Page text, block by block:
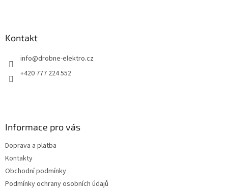
Kontakt
info@drobne-elektro.cz
+420 777 224 552
Informace pro vás
Doprava a platba
Kontakty
Obchodní podmínky
Podmínky ochrany osobních údajů